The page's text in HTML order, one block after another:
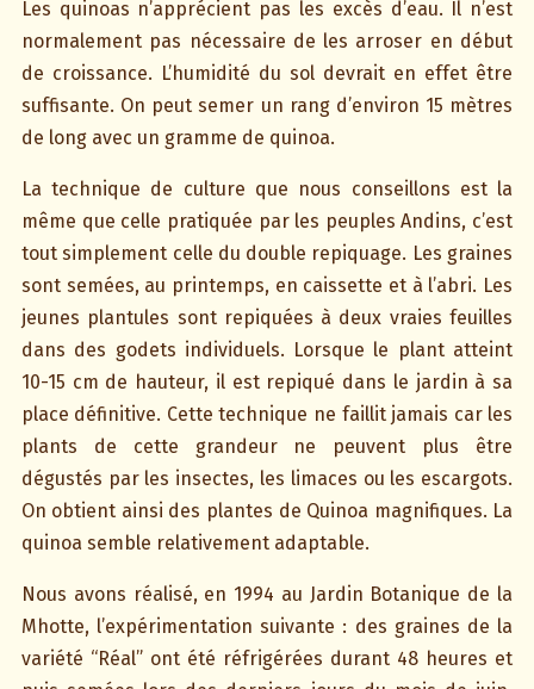
Les quinoas n’apprécient pas les excès d’eau. Il n’est
normalement pas nécessaire de les arroser en début
de croissance. L’humidité du sol devrait en effet être
suffisante. On peut semer un rang d’environ 15 mètres
de long avec un gramme de quinoa.
La technique de culture que nous conseillons est la
même que celle pratiquée par les peuples Andins, c’est
tout simplement celle du double repiquage. Les graines
sont semées, au printemps, en caissette et à l’abri. Les
jeunes plantules sont repiquées à deux vraies feuilles
dans des godets individuels. Lorsque le plant atteint
10-15 cm de hauteur, il est repiqué dans le jardin à sa
place définitive. Cette technique ne faillit jamais car les
plants de cette grandeur ne peuvent plus être
dégustés par les insectes, les limaces ou les escargots.
On obtient ainsi des plantes de Quinoa magnifiques. La
quinoa semble relativement adaptable.
Nous avons réalisé, en 1994 au Jardin Botanique de la
Mhotte, l’expérimentation suivante : des graines de la
variété “Réal” ont été réfrigérées durant 48 heures et